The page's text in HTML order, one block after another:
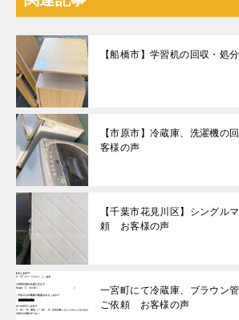
【船橋市】学習机の回収・
【市原市】冷蔵庫、洗濯機
客様の声
【千葉市花見川区】シングル
頼 お客様の声
一宮町にて冷蔵庫、ブラウン
ご依頼 お客様の声